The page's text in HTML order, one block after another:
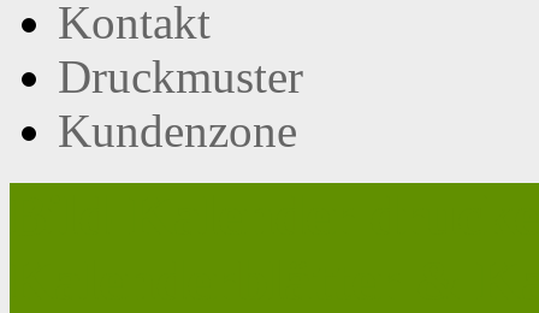
Kontakt
Druckmuster
Kundenzone